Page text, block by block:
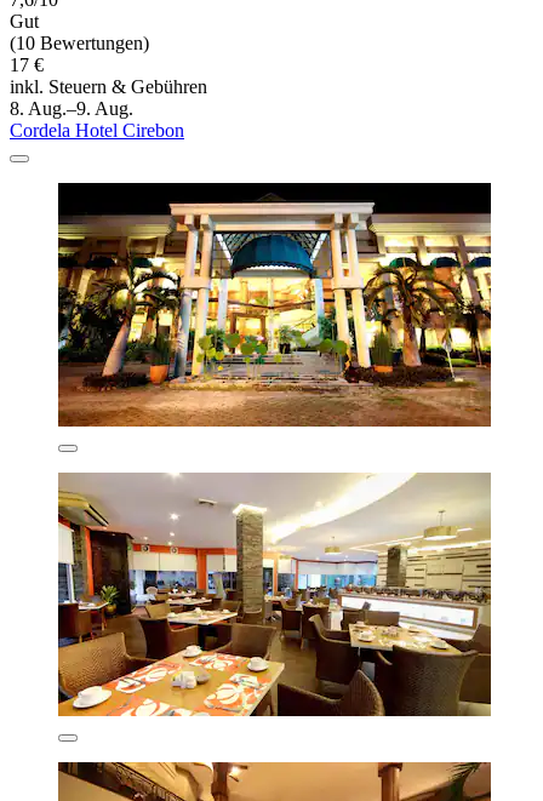
Gut
(10 Bewertungen)
17 €
inkl. Steuern & Gebühren
8. Aug.–9. Aug.
Cordela Hotel Cirebon